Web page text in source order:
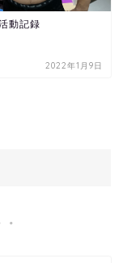
動記録
2022年1月9日